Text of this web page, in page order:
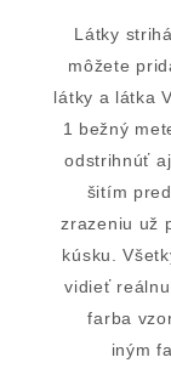
Látky
môžete
látky a látka
1 bežný
odstrihnúť
šitím
zrazeniu už
kúsku.
vidieť
farba
iným